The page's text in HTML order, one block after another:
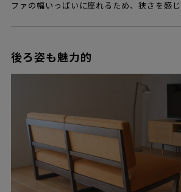
ファの幅いっぱいに座れるため、狭さを感じ
後ろ姿も魅力的